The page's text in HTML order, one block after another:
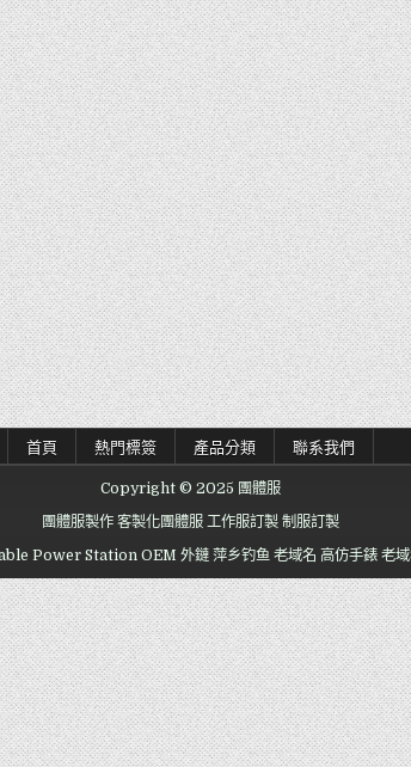
首頁 熱門標簽 產品分類 聯系我們
Copyright © 2025 團體服
團體服製作 客製化團體服 工作服訂製 制服訂製
Power Station OEM 外鏈 萍乡钓鱼 老域名 高仿手錶 老